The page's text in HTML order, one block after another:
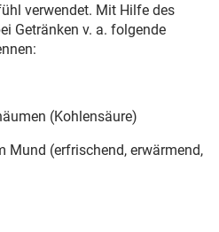
verwendet. Mit Hilfe des
Getränken v. a. folgende
(Kohlensäure)
Mund (erfrischend, erwärmend,